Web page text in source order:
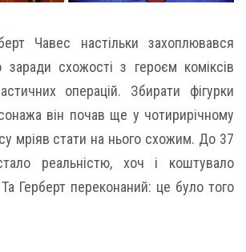
Чавес настільки захоплювався
схожості з героєм коміксів
операцій. Збирати фігурки
він почав ще у чотирирічному
мріяв стати на нього схожим. До 37
реальністю, хоч і коштувало
Герберт переконаний: це було того